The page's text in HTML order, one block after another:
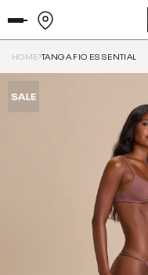
HOME TANGA FIO ESSENTIAL